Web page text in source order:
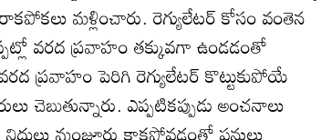
మళ్లించారు. రెగ్యులేటర్‌ కోసం వంతెన
వరద ప్రవాహం తక్కువగా ఉండడంతో
ప్రవాహం పెరిగి రెగ్యులేటర్‌ కొట్టుకుపోయే
చెబుతున్నారు. ఎప్పటికప్పుడు అంచనాలు